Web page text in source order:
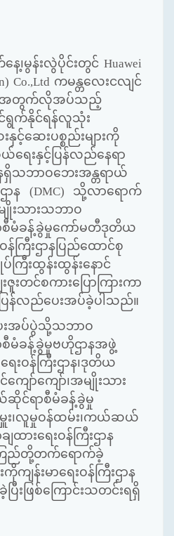
ေ့၊မွန်းလွဲပိုင်းတွင် Huawei
Co.,Ltd ကမန္တလေးငလျင်
းအတွက်လိုအပ်သည့်
ရွက်နိုင်ရန်လူသုံး
နှင့်ဆေးပစ္စည်းများကို
ေးနှင့်ပြန်လည်နေရာ
နရှိသဘာဝဘေးအန္တရာယ်
ာန (DMC) သို့လာရောက်
ျိုးသားသဘာဝ
စီမံခန့်ခွဲမှုကော်မတီဒုတိယ
န်ကြီးဌာနပြည်ထောင်စု
ကြီးထွန်းထွန်းနောင်
းတင်စကားပြောကြားကာ
န်လည်ပေးအပ်ခဲ့ပါသည်။
းအပ်ပွဲသို့သဘာဝ
မံခန့်ခွဲမှုဗဟိုဌာနအဖွဲ့
ေးဝန်ကြီးဌာန၊ဒုတိယ
ျော်ကျော်၊အမျိုးသား
ဆိုင်ရာစီမံခန့်ခွဲမှု
း၊လူမှုဝန်ထမ်း၊ကယ်ဆယ်
ထားရေးဝန်ကြီးဌာန
ကြည်တို့တက်ရောက်ခဲ့
ကိုကျန်းမာရေးဝန်ကြီးဌာန
ြီးဖြစ်ကြောင်းသတင်းရရှိ